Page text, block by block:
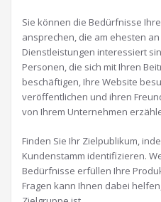
Sie können die Bedürfnisse
ansprechen, die am ehesten
Dienstleistungen interessiert
Personen, die sich mit Ihren
beschäftigen, Ihre Website
veröffentlichen und ihren
von Ihrem Unternehmen
Finden Sie Ihr Zielpublikum,
Kundenstamm identifizieren.
Bedürfnisse erfüllen Ihre
Fragen kann Ihnen dabei